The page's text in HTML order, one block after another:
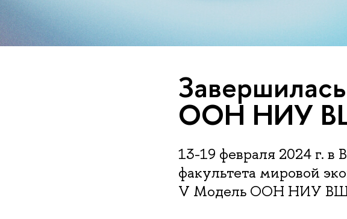
ООН НИУ
13-19 февраля 2024 г.
факультета мировой
V Модель ООН НИУ